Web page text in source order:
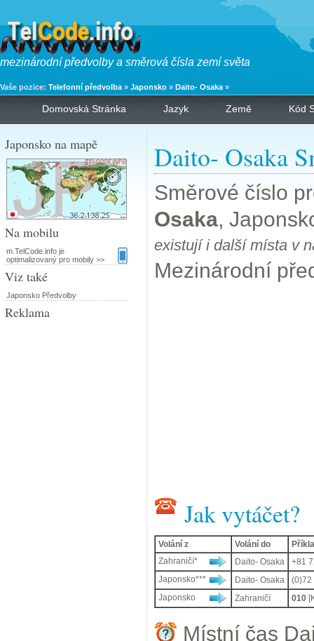
mezinárodní předvolby a směrová čísla zemí světa
Vaše pozice: Telefonní předvolba » Japonsko » Daito- Osaka »
Domovská Stránka Jazyk Země Kód
Daito- Osaka
Směrové číslo
Osaka,
existují i další místa v
Mezinárodní
Jak vytáčet?
Volání z Volání do
Zahraničí*
Daito- Osaka
+81
Japonsko***
Daito- Osaka
(0)72
Japonsko
Zahraničí 010
Místní čas
Japonsko na mapě
Na mobilu
m.TelCode.info je
optimalizovaný pro mobily >>
Viz také
Japonsko Předvolby
Reklama